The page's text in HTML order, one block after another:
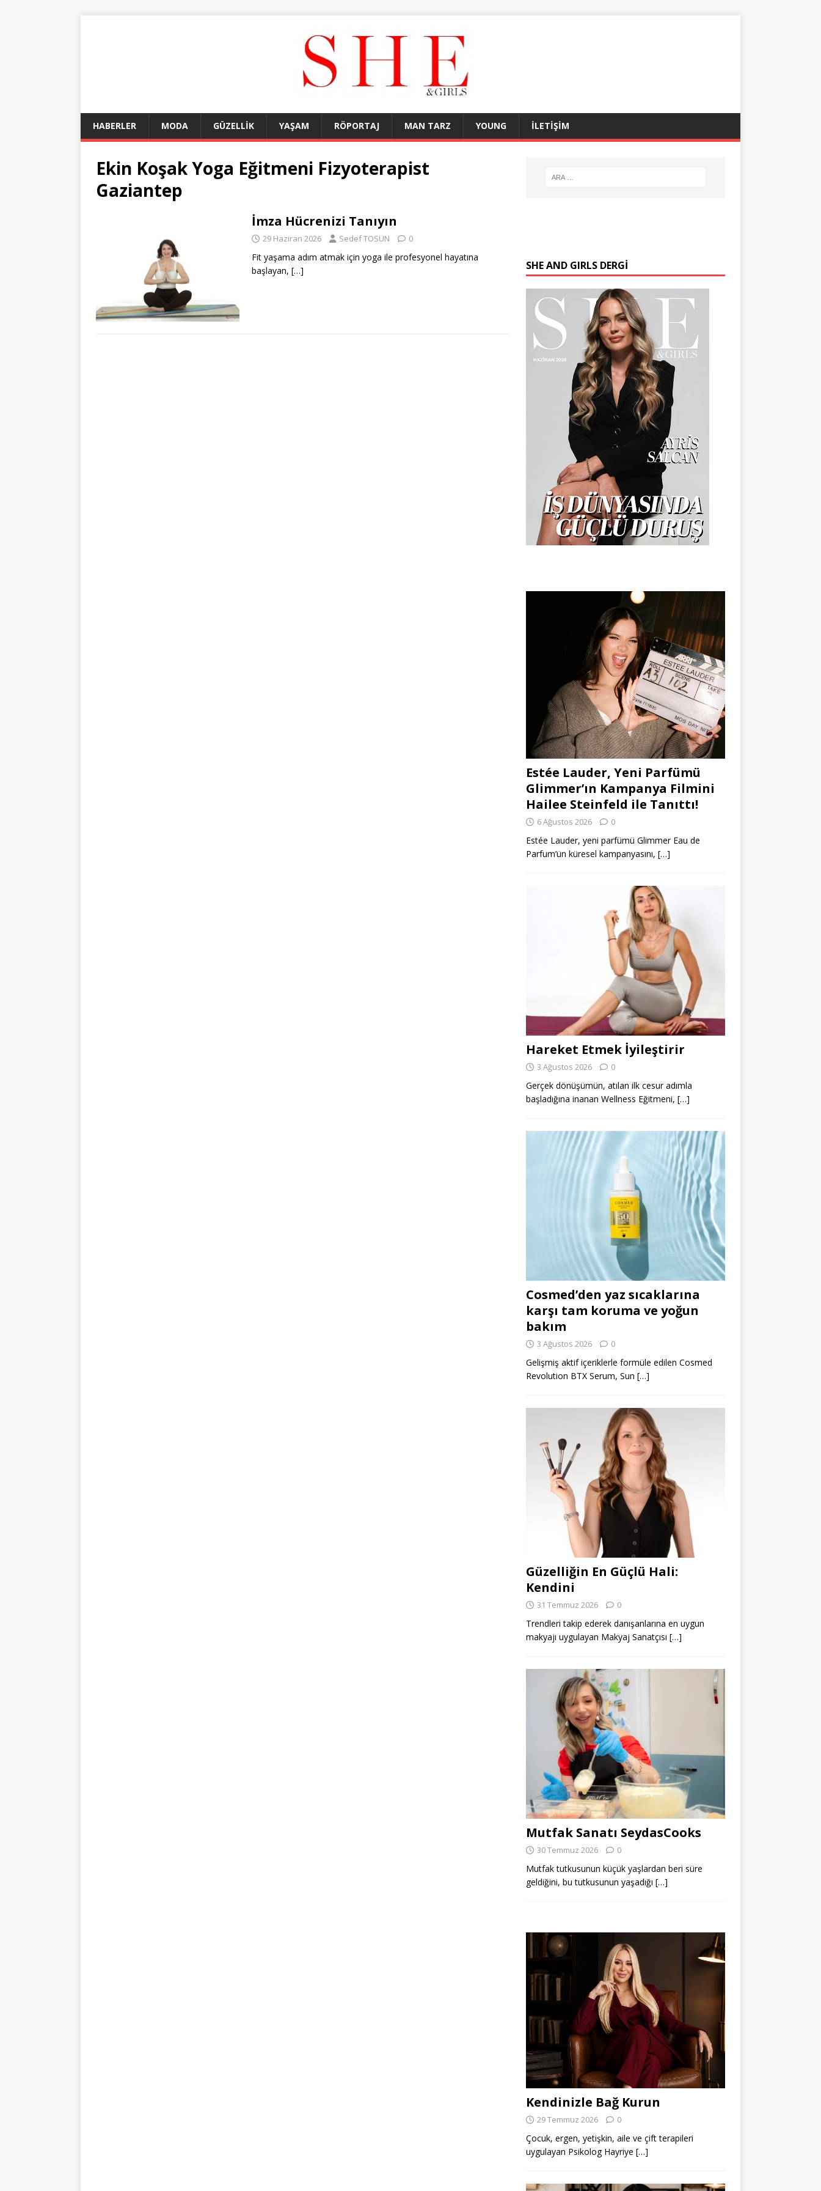
HABERLER MODA GÜZELLİK YAŞAM RÖPORTAJ MAN TARZ YOUNG İLETİŞİM
Ekin Koşak Yoga Eğitmeni Fizyoterapist
Gaziantep
İmza Hücrenizi Tanıyın
29 Haziran 2026 Sedef TOSUN 0
Fit yaşama adım atmak için yoga ile profesyonel hayatına
başlayan, […] SHE AND GIRLS DERGİ
Estée Lauder, Yeni Parfümü
Glimmer’ın Kampanya Filmini
Hailee Steinfeld ile Tanıttı!
6 Ağustos 2026 0
Estée Lauder, yeni parfümü Glimmer Eau de
Parfum’ün küresel kampanyasını, […]
Hareket Etmek İyileştirir
3 Ağustos 2026 0
Gerçek dönüşümün, atılan ilk cesur adımla
başladığına inanan Wellness Eğitmeni, […]
Cosmed’den yaz sıcaklarına
karşı tam koruma ve yoğun
bakım
3 Ağustos 2026 0
Gelişmiş aktif içeriklerle formüle edilen Cosmed
Revolution BTX Serum, Sun […]
Güzelliğin En Güçlü Hali:
Kendini
31 Temmuz 2026 0
Trendleri takip ederek danışanlarına en uygun
makyajı uygulayan Makyaj Sanatçısı […]
Mutfak Sanatı SeydasCooks
30 Temmuz 2026 0
Mutfak tutkusunun küçük yaşlardan beri süre
geldiğini, bu tutkusunun yaşadığı […]
Kendinizle Bağ Kurun
29 Temmuz 2026 0
Çocuk, ergen, yetişkin, aile ve çift terapileri
uygulayan Psikolog Hayriye […]